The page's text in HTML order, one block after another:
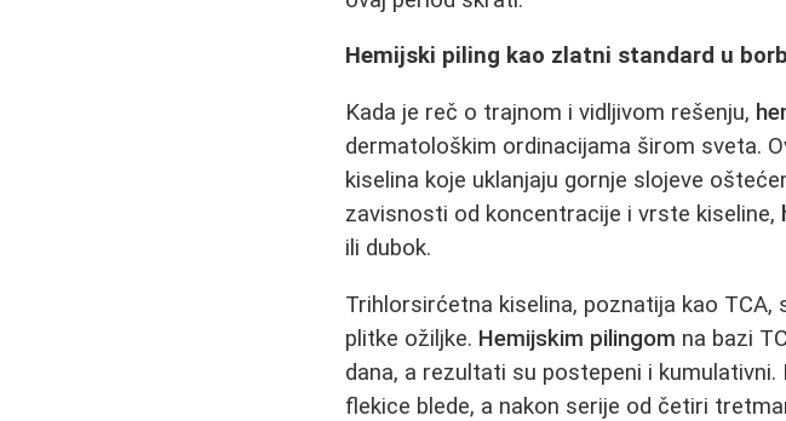
Hemijski piling kao zlatni standard u
Kada je reč o trajnom i vidljivom rešenju,
dermatološkim ordinacijama širom sveta.
kiselina koje uklanjaju gornje slojeve
zavisnosti od koncentracije i vrste kiseline,
ili dubok.
Trihlorsirćetna kiselina, poznatija kao
plitke ožiljke. Hemijskim pilingom na bazi
dana, a rezultati su postepeni i
flekice blede, a nakon serije od četiri